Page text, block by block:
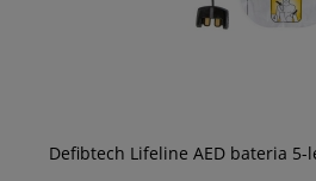
Defibtech Lifeline AED bateria